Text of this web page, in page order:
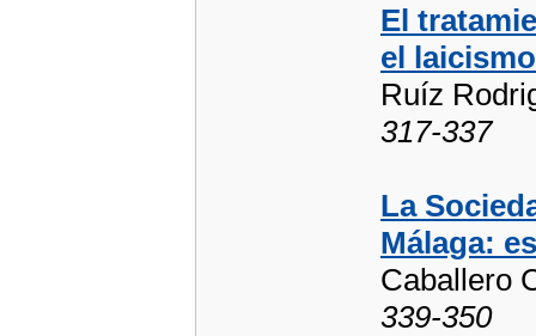
El
el
Ruíz
317-337
La
Málaga:
Caballero
339-350